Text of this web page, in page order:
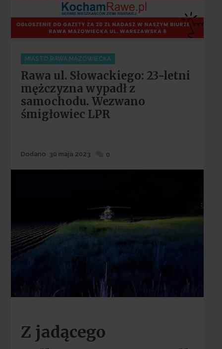
Categories
MIASTO RAWA MAZOWIECKA
Rawa ul. Słowackiego: 23-letni
mężczyzna wypadł z
samochodu. Wezwano
śmigłowiec LPR
Dodane
Dodano 30 maja 2023 0
Z jadącego